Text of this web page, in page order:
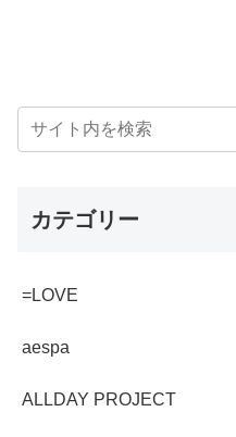
カテゴリー
=LOVE
aespa
ALLDAY PROJECT